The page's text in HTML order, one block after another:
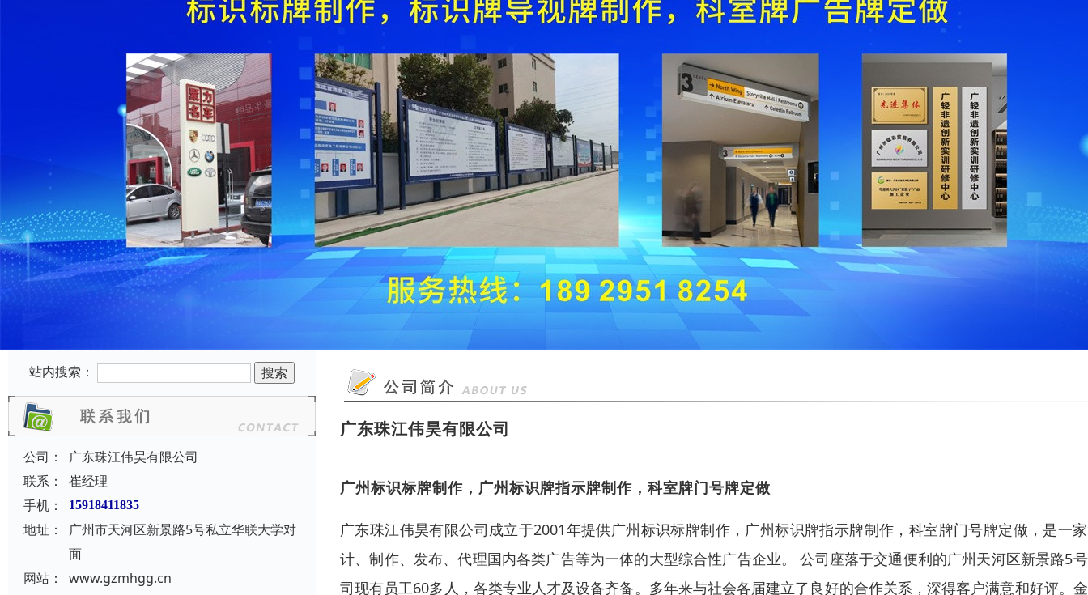
站内搜索：
公司：
广东珠江伟昊有限公司
联系：
崔经理
手机：
15918411835
地址：
广州市天河区新景路5号私立华联大学对
面
网站：
www.gzmhgg.cn
广东珠江伟昊有限公司
广州标识标牌制作，广州标识牌指示牌制作，科室牌门号牌定做
广东珠江伟昊有限公司成立于2001年提供广州标识标牌制作，广州标识牌指示牌制作，科室牌门号牌定做，是一
计、制作、发布、代理国内各类广告等为一体的大型综合性广告企业。 公司座落于交通便利的广州天河区新景路5
司现有员工60多人，各类专业人才及设备齐备。多年来与社会各届建立了良好的合作关系，深得客户满意和好评。